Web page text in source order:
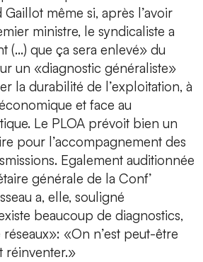
même si, après l’avoir
ministre, le syndicaliste a
(…) que ça sera enlevé» du
un «diagnostic généraliste»
la durabilité de l’exploitation, à
et face au
Le PLOA prévoit bien un
pour l’accompagnement des
Egalement auditionnée
générale de la Conf’
a, elle, souligné
beaucoup de diagnostics,
«On n’est peut-être
réinventer.»